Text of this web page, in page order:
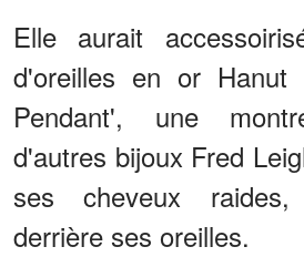
Elle aurait
d'oreilles en or Hanut
Pendant', une
d'autres bijoux Fred
ses cheveux
derrière ses oreilles.